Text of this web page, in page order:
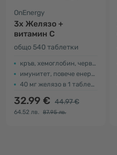
OnEnergy
3x Желязо +
витамин C
общо 540 таблетки
кръв, хемоглобин, червени кръвни клетки
имунитет, повече енергия
40 мг желязо в 1 таблетка
32.99 € 44.97 €
64.52 лв. 87.95 лв.